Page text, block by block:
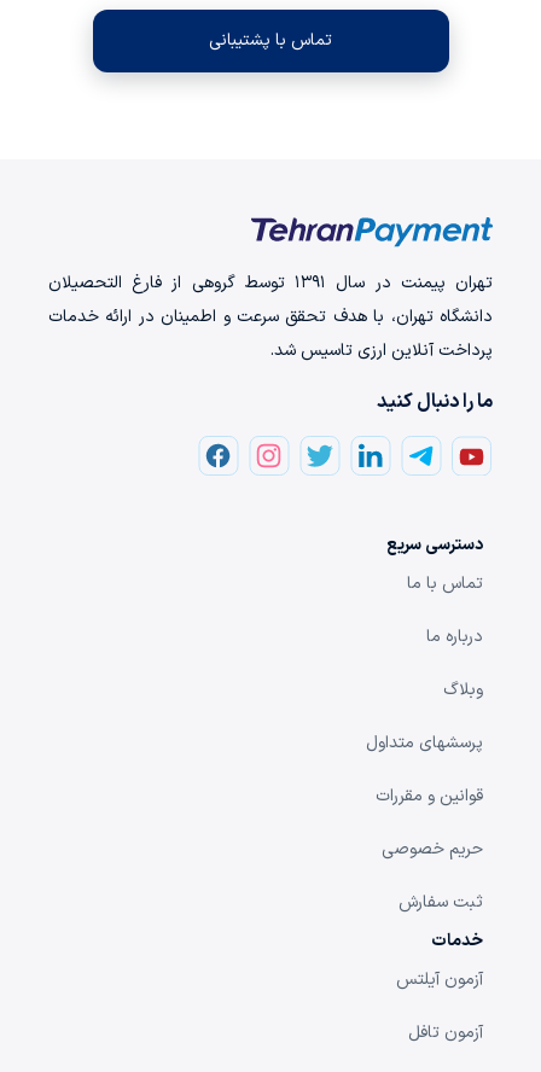
تماس با پشتیبانی
تهران‌ پیمنت در سال ۱۳۹۱ توسط گروهی از فارغ التحصیلان
دانشگاه تهران، با هدف تحقق سرعت و اطمینان در ارائه خدمات
پرداخت‌ آنلاین ارزی تاسیس شد.
ما را دنبال کنید
دسترسی سریع
تماس با ما
درباره ما
وبلاگ
پرسشهای متداول
قوانین و مقررات
حریم خصوصی
ثبت سفارش
خدمات
آزمون آیلتس
آزمون تافل